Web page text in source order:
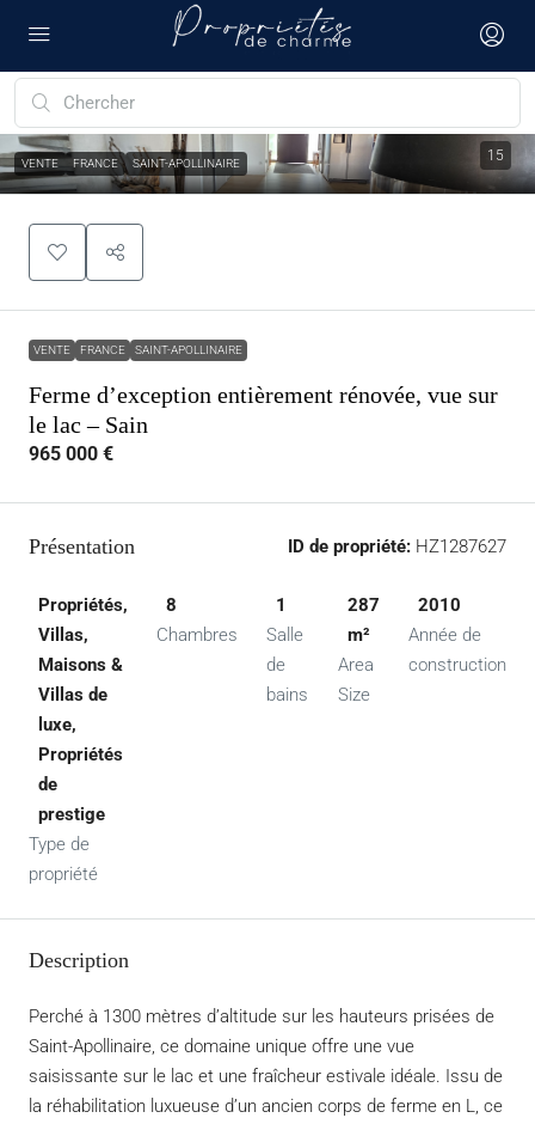
15
VENTE FRANCE SAINT-APOLLINAIRE
VENTE FRANCE SAINT-APOLLINAIRE
Ferme d’exception entièrement rénovée, vue sur
le lac – Sain
965 000 €
Présentation ID de propriété: HZ1287627
Propriétés,
Villas,
Maisons &
Villas de
luxe,
Propriétés
de
prestige
Type de
propriété
8
Chambres
1
Salle
de
bains
287
m²
Area
Size
2010
Année de
construction
Description
Perché à 1300 mètres d’altitude sur les hauteurs prisées de
Saint-Apollinaire, ce domaine unique offre une vue
saisissante sur le lac et une fraîcheur estivale idéale. Issu de
la réhabilitation luxueuse d’un ancien corps de ferme en L, ce